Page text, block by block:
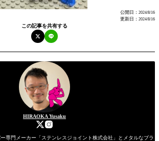
公開日： 2024/8/16
更新日： 2024/8/16
この記事を共有する
HIRAOKA Yusaku
専門メーカー「ステンレスジョイント株式会社」とメタルなブラ